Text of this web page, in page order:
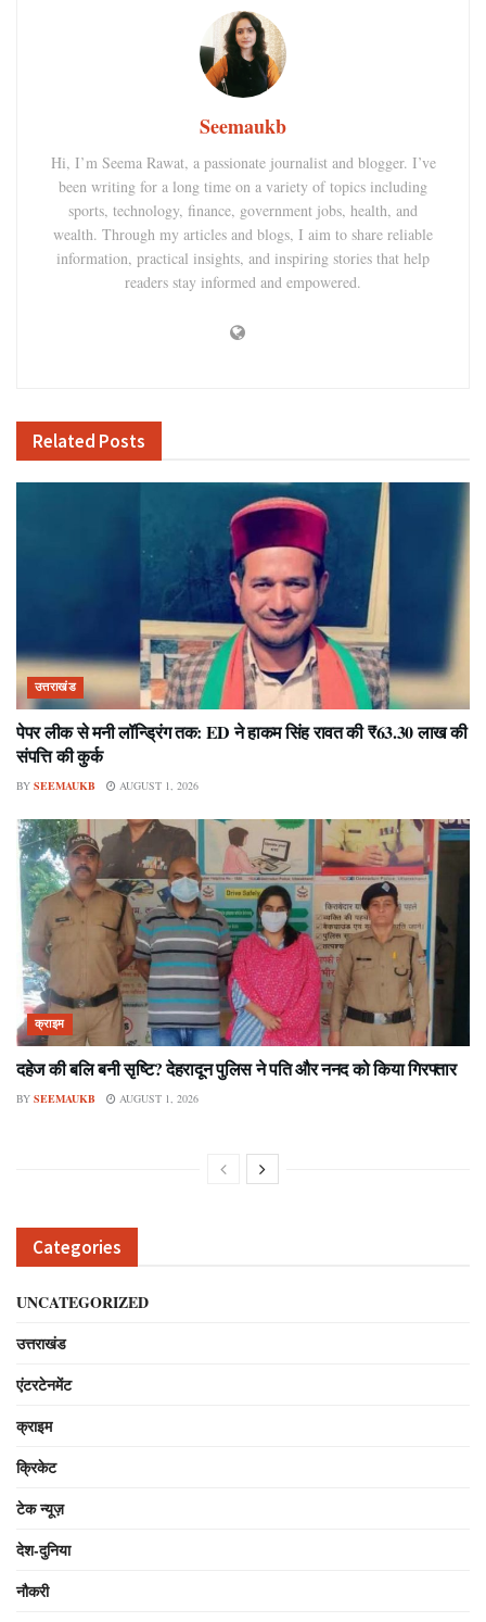
Seemaukb
Hi, I’m Seema Rawat, a passionate journalist and blogger. I’ve
been writing for a long time on a variety of topics including
sports, technology, finance, government jobs, health, and
wealth. Through my articles and blogs, I aim to share reliable
information, practical insights, and inspiring stories that help
readers stay informed and empowered.
Related Posts
उत्तराखंड
पेपर लीक से मनी लॉन्ड्रिंग तक: ED ने हाकम सिंह रावत की ₹63.30 लाख की
संपत्ति की कुर्क
BY SEEMAUKB AUGUST 1, 2026
क्राइम
दहेज की बलि बनी सृष्टि? देहरादून पुलिस ने पति और ननद को किया गिरफ्तार
BY SEEMAUKB AUGUST 1, 2026
Categories
UNCATEGORIZED
उत्तराखंड
एंटरटेनमेंट
क्राइम
क्रिकेट
टेक न्यूज़
देश-दुनिया
नौकरी